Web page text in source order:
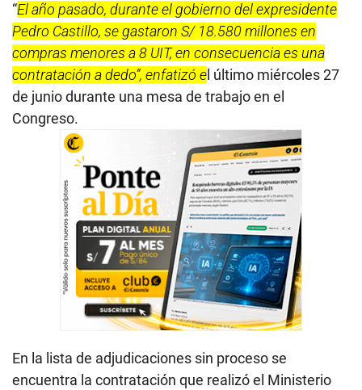
“El año pasado, durante el gobierno del expresidente
Pedro Castillo, se gastaron S/ 18.580 millones en
compras menores a 8 UIT, en consecuencia es una
contratación a dedo”, enfatizó e l último miércoles 27
de junio durante una mesa de trabajo en el
Congreso.
En la lista de adjudicaciones sin proceso se
encuentra la contratación que realizó el Ministerio